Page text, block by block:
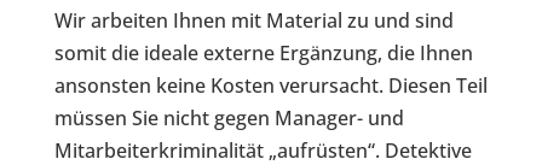
Wir arbeiten Ihnen mit Material zu und sind
somit die ideale externe Ergänzung, die Ihnen
ansonsten keine Kosten verursacht. Diesen Teil
müssen Sie nicht gegen Manager- und
Mitarbeiterkriminalität „aufrüsten“. Detektive